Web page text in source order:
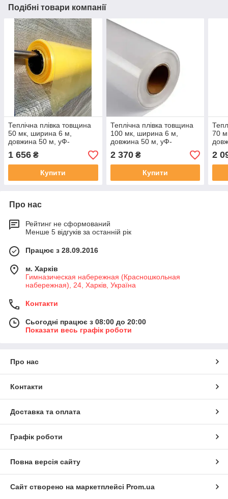
Подібні товари компанії
Теплічна плівка товщина
50 мк, ширина 6 м,
довжина 50 м, уФ-
стабілізація 12 місяців,
рулон вага 15 кг (жовта)
1 656 ₴
Купити
Теплічна плівка товщина
100 мк, ширина 6 м,
довжина 50 м, уФ-
стабілізація 1 сорт, 6
місяців, рулон вага 25 кг
2 370₴
Купити
70
2
Про нас
Рейтинг не сформований
Менше 5 відгуків за останній рік
Працює з 28.09.2016
м. Харків
Гимназическая набережная (Красношкольная
набережная), 24, Харків, Україна
Контакти
Сьогодні працює з 08:00 до 20:00
Показати весь графік роботи
Про нас
Контакти
Доставка та оплата
Графік роботи
Повна версія сайту
Сайт створено на маркетплейсі Prom.ua